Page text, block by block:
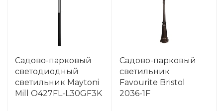
Садово-парковый
светодиодный
светильник Maytoni
Mill O427FL-L30GF3K
Садово-парковый
светильник
Favourite Bristol
2036-1F